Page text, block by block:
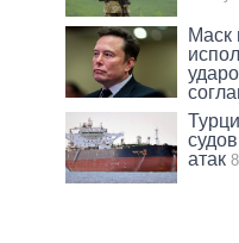
Маск
атак